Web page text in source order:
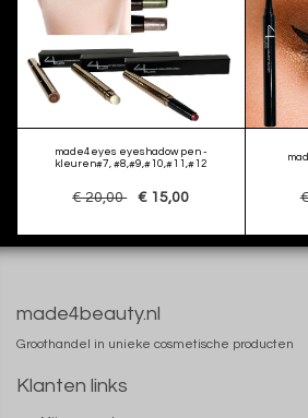
made4eyes eyeshadow pen -
kleuren#7, #8,#9,#10,#11,#12
€ 20,00 € 15,00
made4beauty.nl
Groothandel in unieke cosmetische producten
Klanten links